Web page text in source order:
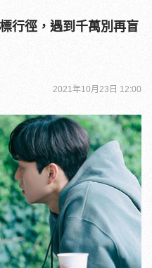
行徑，遇到千萬別再盲
2021年10月23日 12:00